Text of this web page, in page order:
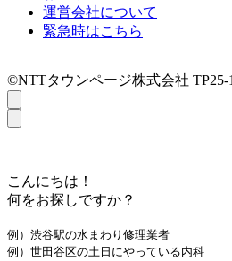
運営会社について
緊急時はこちら
©NTTタウンページ株式会社 TP25-
こんにちは！
何をお探しですか？
例）渋谷駅の水まわり修理業者
例）世田谷区の土日にやっている内科